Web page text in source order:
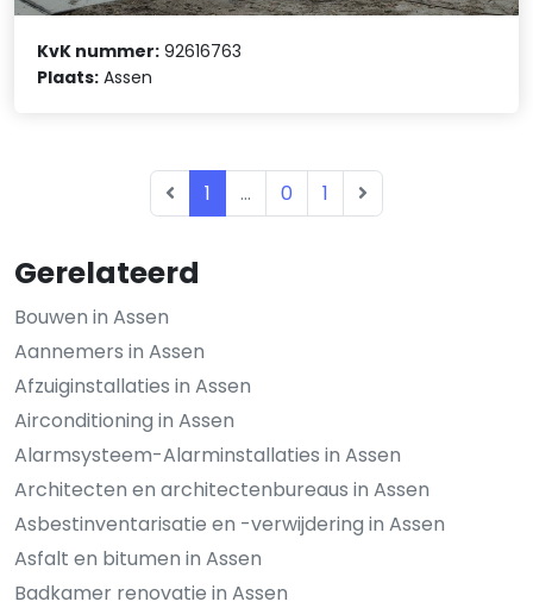
Gerelateerd
Bouwen in Assen
Aannemers in Assen
Afzuiginstallaties in Assen
Airconditioning in Assen
Alarmsysteem-Alarminstallaties in Assen
Architecten en architectenbureaus in Assen
Asbestinventarisatie en -verwijdering in Assen
Asfalt en bitumen in Assen
Badkamer renovatie in Assen
KvK nummer: 92616763
Plaats: Assen
1 ... 0 1